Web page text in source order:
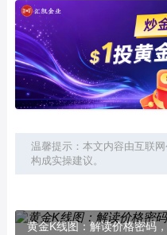
温馨提示：本文内容由互联
构成实操建议。
黄金K线图：解读价格密码